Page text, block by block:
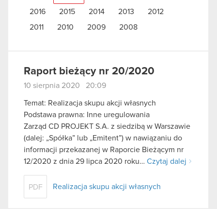
2016 2015 2014 2013
2012
2011
2010 2009 2008
Raport bieżący nr 20/2020
10 sierpnia 2020 20:09
Temat: Realizacja skupu akcji własnych
Podstawa prawna: Inne uregulowania
Zarząd CD PROJEKT S.A. z siedzibą w Warszawie
(dalej: „Spółka” lub „Emitent”) w nawiązaniu do
informacji przekazanej w Raporcie Bieżącym nr
12/2020 z dnia 29 lipca 2020 roku… Czytaj dalej
PDF Realizacja skupu akcji własnych